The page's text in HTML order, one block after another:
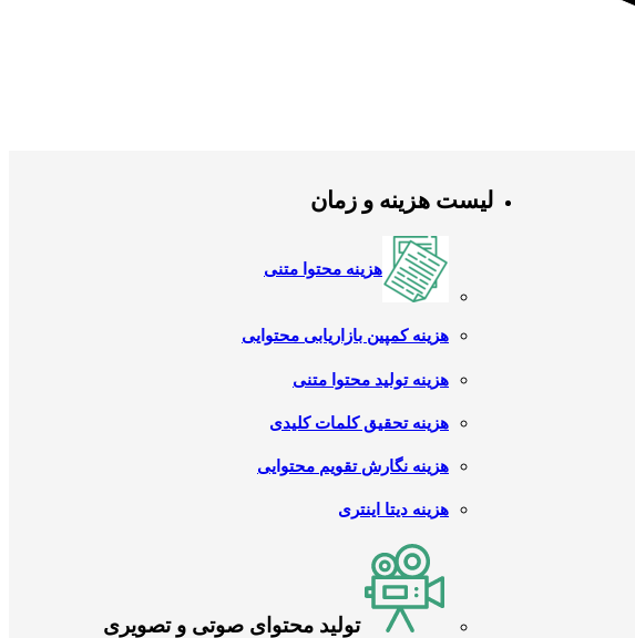
لیست هزینه و زمان
هزینه محتوا متنی
هزینه کمپین بازاریابی محتوایی
هزینه تولید محتوا متنی
هزینه تحقیق کلمات کلیدی
هزینه نگارش تقویم محتوایی
هزینه دیتا اینتری
تولید محتوای صوتی و تصویری